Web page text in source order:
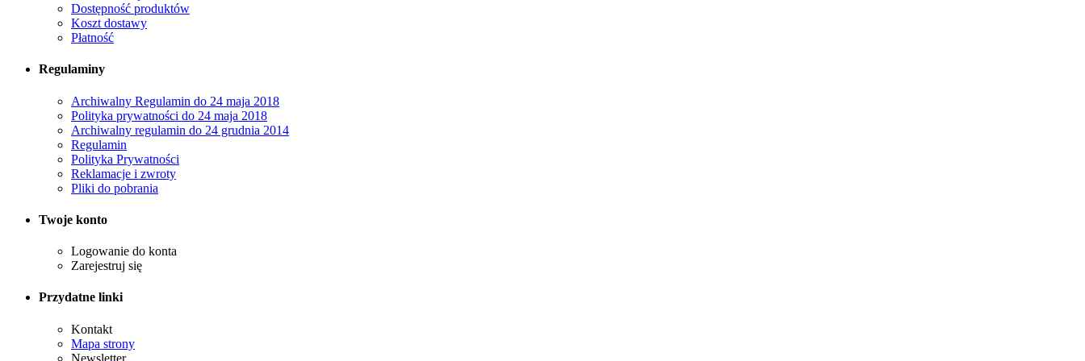
Dostępność produktów
Koszt dostawy
Płatność
Regulaminy
Archiwalny Regulamin do 24 maja 2018
Polityka prywatności do 24 maja 2018
Archiwalny regulamin do 24 grudnia 2014
Regulamin
Polityka Prywatności
Reklamacje i zwroty
Pliki do pobrania
Twoje konto
Logowanie do konta
Zarejestruj się
Przydatne linki
Kontakt
Mapa strony
Newsletter